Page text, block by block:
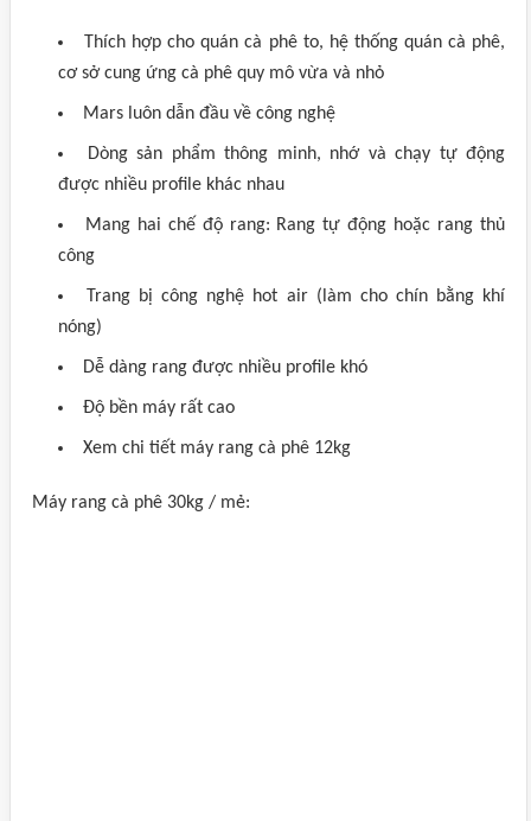
Thích hợp cho quán cà phê to, hệ thống quán cà phê,
cơ sở cung ứng cà phê quy mô vừa và nhỏ
Mars luôn dẫn đầu về công nghệ
Dòng sản phẩm thông minh, nhớ và chạy tự động
được nhiều profile khác nhau
Mang hai chế độ rang: Rang tự động hoặc rang thủ
công
Trang bị công nghệ hot air (làm cho chín bằng khí
nóng)
Dễ dàng rang được nhiều profile khó
Độ bền máy rất cao
Xem chi tiết máy rang cà phê 12kg
Máy rang cà phê 30kg / mẻ: